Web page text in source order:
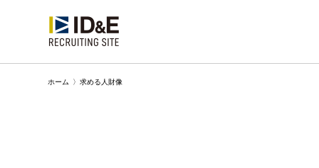
ホーム 〉求める人財像